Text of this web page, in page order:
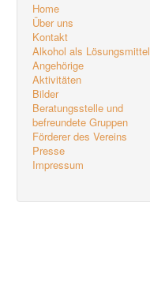
Home
Über uns
Kontakt
Alkohol als Lösungsmittel
Angehörige
Aktivitäten
Bilder
Beratungsstelle und
befreundete Gruppen
Förderer des Vereins
Presse
Impressum